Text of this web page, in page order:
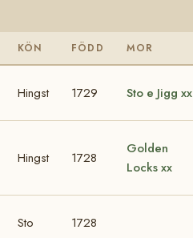
KÖN FÖDD MOR
Hingst 1729 Sto e Jigg xx
Hingst 1728
Golden
Locks xx
Sto 1728